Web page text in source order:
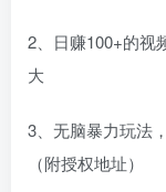
2、日赚100+的视
大
3、无脑暴力玩法
（附授权地址）